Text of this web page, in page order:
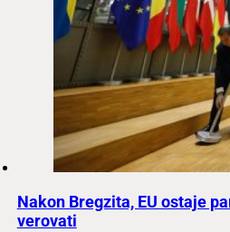
Nakon Bregzita, EU ostaje
verovati